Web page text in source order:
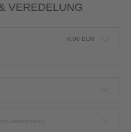
VEREDELUNG
0,00 EUR